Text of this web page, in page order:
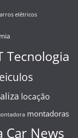
elétricos
Tecnologia
locação
montadoras
Car News